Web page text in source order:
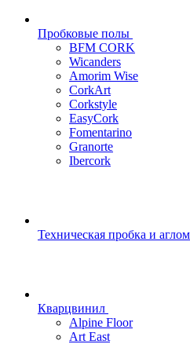
Пробковые полы
BFM CORK
Wicanders
Amorim Wise
CorkArt
Corkstyle
EasyCork
Fomentarino
Granorte
Ibercork
Техническая пробка и
Кварцвинил
Alpine Floor
Art East